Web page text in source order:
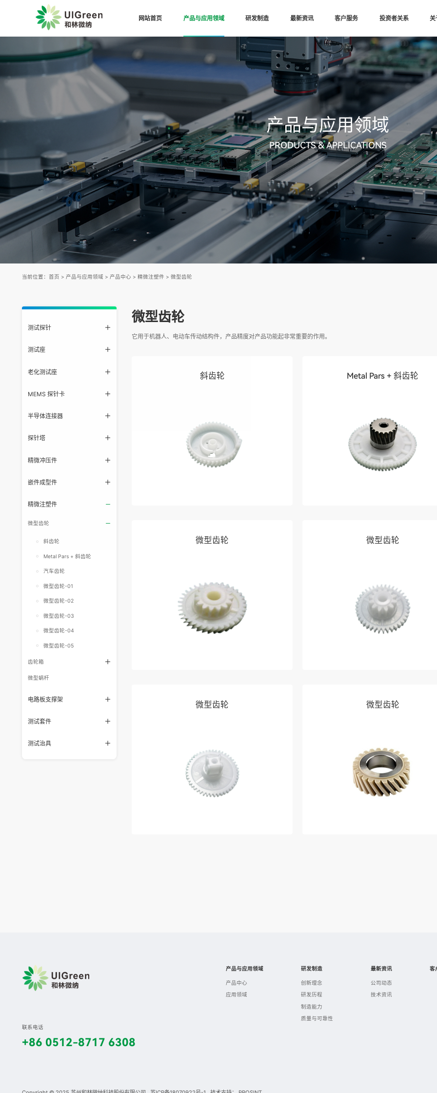
网站首页 产品与应用领域 研发制造 最新资讯 客户服务 投资者关系 关
产品与应用领域
PRODUCTS & APPLICATIONS
当前位置： 首页 > 产品与应用领域 > 产品中心 > 精微注塑件 > 微型齿轮
测试探针
测试座
老化测试座
MEMS 探针卡
半导体连接器
探针塔
精微冲压件
嵌件成型件
精微注塑件
微型齿轮
斜齿轮
Metal Pars + 斜齿轮
汽车齿轮
微型齿轮-01
微型齿轮-02
微型齿轮-03
微型齿轮-04
微型齿轮-05
齿轮箱
微型蜗杆
电路板支撑架
测试套件
测试治具
微型齿轮
它用于机器人、电动车传动结构件，产品精度对产品功能起非常重要的作用。
斜齿轮 Metal Pars + 斜齿轮
微型齿轮 微型齿轮
微型齿轮 微型齿轮
联系电话
+86 0512-8717 6308
产品与应用领域
产品中心
应用领域
研发制造
创新理念
研发历程
制造能力
质量与可靠性
最新资讯
公司动态
技术资讯
客